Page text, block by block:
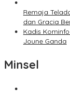
Remaja
dan Gracia
Kadis
Joune Ganda
Minsel